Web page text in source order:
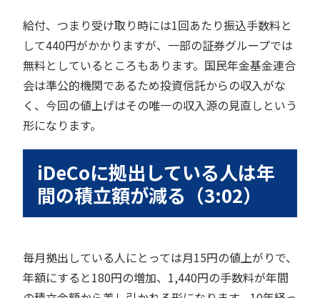
給付、つまり受け取り時には1回あたり振込手数料と
して440円がかかりますが、一部の証券グループでは
無料としているところもあります。国民年金基金連合
会は準公的機関であるため投資信託からの収入がな
く、今回の値上げはその唯一の収入源の見直しという
形になります。
iDeCoに拠出している人は年
間の積立額が減る（3:02）
毎月拠出している人にとっては月15円の値上がりで、
年額にすると180円の増加、1,440円の手数料が年間